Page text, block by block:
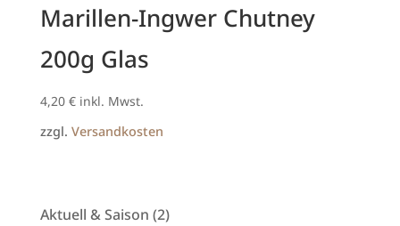
Marillen-Ingwer Chutney
200g Glas
4,20 € inkl. Mwst.
zzgl. Versandkosten
Aktuell & Saison 22